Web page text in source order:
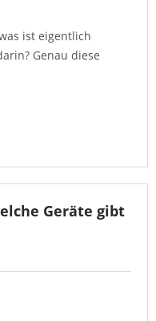
ist eigentlich
Genau diese
Geräte gibt